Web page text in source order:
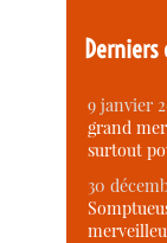
9 janvier
grand
surtout
30